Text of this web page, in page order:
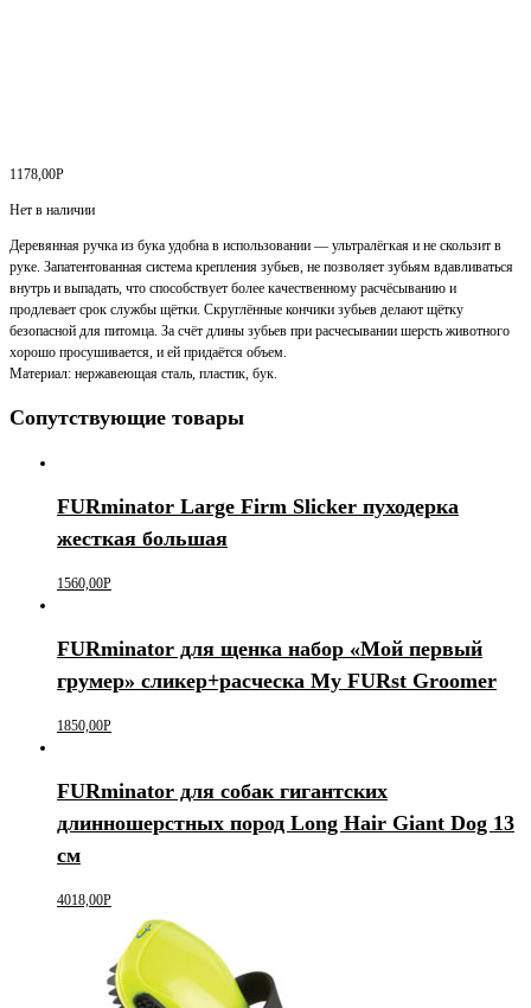
1178,00Р
Нет в наличии
Деревянная ручка из бука удобна в использовании — ультралёгкая и не скользит в
руке. Запатентованная система крепления зубьев, не позволяет зубьям вдавливаться
внутрь и выпадать, что способствует более качественному расчёсыванию и
продлевает срок службы щётки. Скруглённые кончики зубьев делают щётку
безопасной для питомца. За счёт длины зубьев при расчесывании шерсть животного
хорошо просушивается, и ей придаётся объем.
Материал: нержавеющая сталь, пластик, бук.
Сопутствующие товары
FURminator Large Firm Slicker пуходерка
жесткая большая
1560,00Р
FURminator для щенка набор «Мой первый
грумер» сликер+расческа My FURst Groomer
1850,00Р
FURminator для собак гигантских
длинношерстных пород Long Hair Giant Dog 13
см
4018,00Р